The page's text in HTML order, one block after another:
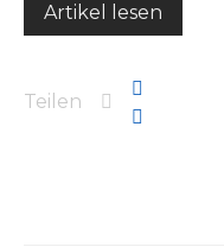
Artikel lesen
Teilen